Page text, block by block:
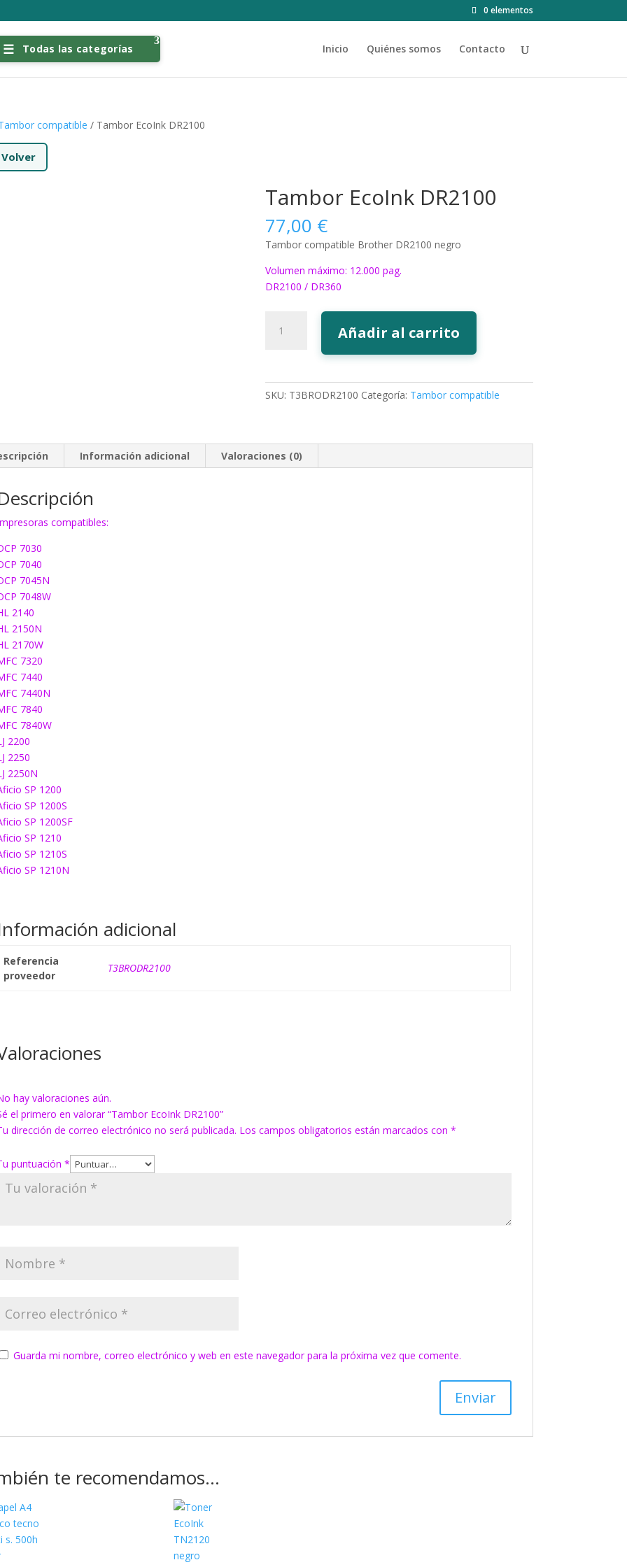
0 elementos
Todas las categorías Inicio Quiénes somos Contacto
compatible / Tambor EcoInk DR2100
Volver
Tambor EcoInk DR2100
77,00 €
Tambor compatible Brother DR2100 negro
Volumen máximo: 12.000 pag.
DR2100 / DR360
EcoInk
Añadir al carrito
SKU: T3BRODR2100 Categoría: Tambor compatible
Información adicional Valoraciones (0)
compatibles:
7030
7040
7045N
7048W
2140
2150N
2170W
7320
7440
7440N
7840
7840W
2200
2250
2250N
SP 1200
SP 1200S
SP 1200SF
SP 1210
SP 1210S
SP 1210N
adicional
Referencia
proveedor
T3BRODR2100
hay valoraciones aún.
el primero en valorar “Tambor EcoInk DR2100”
dirección de correo electrónico no será publicada. Los campos obligatorios están marcados con*
puntuación*
Guarda mi nombre, correo electrónico y web en este navegador para la próxima vez que comente.
te recomendamos…